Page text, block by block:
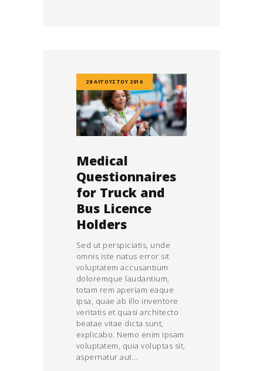
29 ΑΥΓΟΎΣΤΟΥ 2016
Medical
Questionnaires
for Truck and
Bus Licence
Holders
Sed ut perspiciatis, unde
omnis iste natus error sit
voluptatem accusantium
doloremque laudantium,
totam rem aperiam eaque
ipsa, quae ab illo inventore
veritatis et quasi architecto
beatae vitae dicta sunt,
explicabo. Nemo enim ipsam
voluptatem, quia voluptas sit,
aspernatur aut…